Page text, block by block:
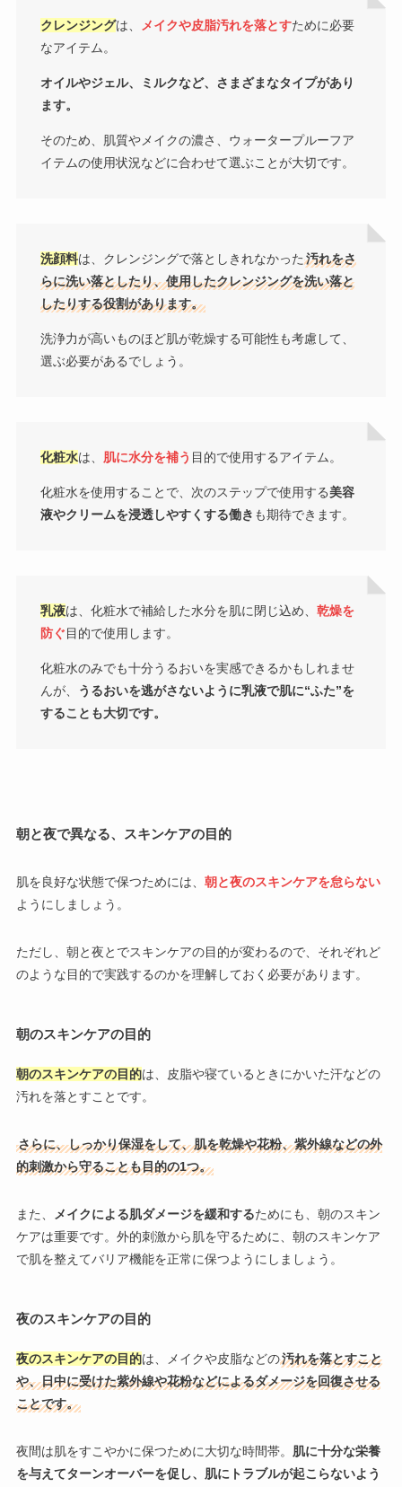
クレンジングは、 メイクや皮脂汚れを落とすために必要
なアイテム。
オイルやジェル、ミルクなど、さまざまなタイプがあり
ます。
そのため、肌質やメイクの濃さ、ウォータープルーフア
イテムの使用状況などに合わせて選ぶことが大切です。
洗顔料は、クレンジングで落としきれなかった 汚れをさ
らに洗い落としたり、使用したクレンジングを洗い落と
したりする役割があります。
洗浄力が高いものほど肌が乾燥する可能性も考慮して、
選ぶ必要があるでしょう。
化粧水は、 肌に水分を補う 目的で使用するアイテム。
化粧水を使用することで、次のステップで使用する美容
液やクリームを浸透しやすくする働き も期待できます。
乳液は、化粧水で補給した水分を肌に閉じ込め、 乾燥を
防ぐ目的で使用します。
化粧水のみでも十分うるおいを実感できるかもしれませ
んが、
うるおいを逃がさないように乳液で肌に“ふた”を
することも大切です。
朝と夜で異なる、スキンケアの目的
肌を良好な状態で保つためには、 朝と夜のスキンケアを怠らない
ようにしましょう。
ただし、朝と夜とでスキンケアの目的が変わるので、それぞれど
のような目的で実践するのかを理解しておく必要があります。
朝のスキンケアの目的
朝のスキンケアの目的は、皮脂や寝ているときにかいた汗などの
汚れを落とすことです。
さらに、しっかり保湿をして、肌を乾燥や花粉、紫外線などの外
的刺激から守ることも目的の1つ。
また、 メイクによる肌ダメージを緩和するためにも、朝のスキン
ケアは重要です。外的刺激から肌を守るために、朝のスキンケア
で肌を整えてバリア機能を正常に保つようにしましょう。
夜のスキンケアの目的
夜のスキンケアの目的は、メイクや皮脂などの汚れを落とすこと
や、日中に受けた紫外線や花粉などによるダメージを回復させる
ことです。
夜間は肌をすこやかに保つために大切な時間帯。 肌に十分な栄養
を与えてターンオーバーを促し、肌にトラブルが起こらないよう